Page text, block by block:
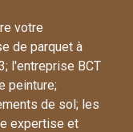
votre
de parquet à
l'entreprise BCT
peinture;
de sol; les
expertise et